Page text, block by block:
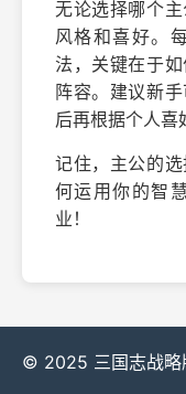
无论选择哪个
风格和喜好。
法，关键在于
阵容。建议新
后再根据个人喜
记住，主公的
何运用你的智
业！
© 2025 三国志战略